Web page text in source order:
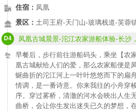
住宿： 凤凰
景区： 土司王府-天门山-玻璃栈道-芙蓉
D4 凤凰古城晨景-沱江农家游船体验-长沙
早餐后，步行前往游船码头，乘坐【农
凰古城献给人们的爱，那么农家船便是
蜒曲折的沱江河上一叶叶悠悠而下的扁
情调，是一番诗意。你来我往的小舟穿
序。穿过雾桥，清澈的河水会映出人生
曲桥，会让你生发出迷失已久的梦想，